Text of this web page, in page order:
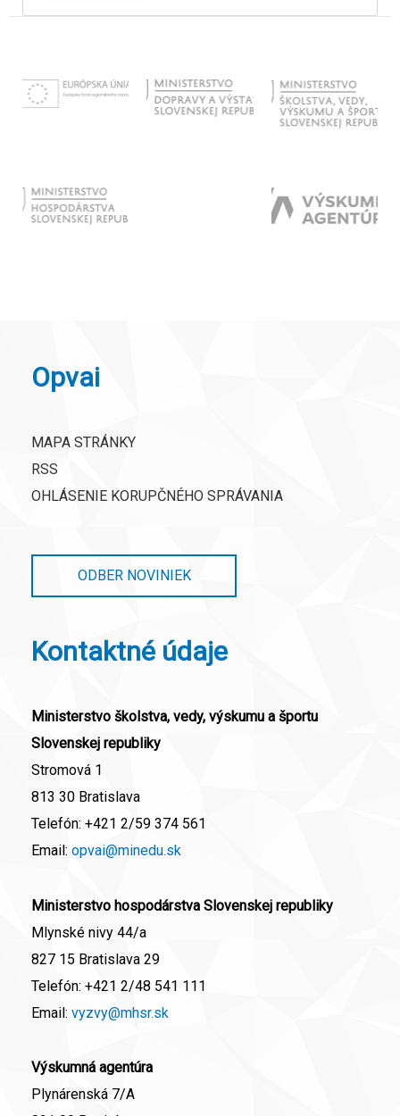
Opvai
MAPA STRÁNKY
RSS
OHLÁSENIE KORUPČNÉHO SPRÁVANIA
ODBER NOVINIEK
Kontaktné údaje
Ministerstvo školstva, vedy, výskumu a športu
Slovenskej republiky
Stromová 1
813 30 Bratislava
Telefón: +421 2/59 374 561
Email: opvai@minedu.sk
Ministerstvo hospodárstva Slovenskej republiky
Mlynské nivy 44/a
827 15 Bratislava 29
Telefón: +421 2/48 541 111
Email: vyzvy@mhsr.sk
Výskumná agentúra
Plynárenská 7/A